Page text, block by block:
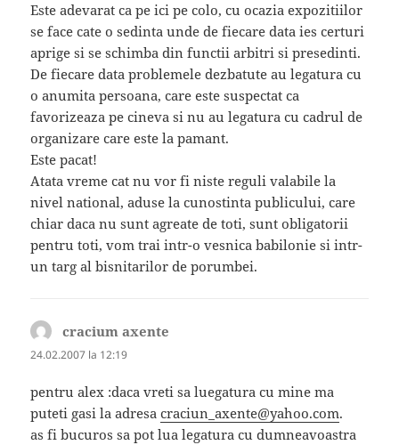
Este adevarat ca pe ici pe colo, cu ocazia expozitiilor
se face cate o sedinta unde de fiecare data ies certuri
aprige si se schimba din functii arbitri si presedinti.
De fiecare data problemele dezbatute au legatura cu
o anumita persoana, care este suspectat ca
favorizeaza pe cineva si nu au legatura cu cadrul de
organizare care este la pamant.
Este pacat!
Atata vreme cat nu vor fi niste reguli valabile la
nivel national, aduse la cunostinta publicului, care
chiar daca nu sunt agreate de toti, sunt obligatorii
pentru toti, vom trai intr-o vesnica babilonie si intr-
un targ al bisnitarilor de porumbei.
cracium axente
24.02.2007 la 12:19
pentru alex :daca vreti sa luegatura cu mine ma
puteti gasi la adresacraciun_axente@yahoo.com.
as fi bucuros sa pot lua legatura cu dumneavoastra